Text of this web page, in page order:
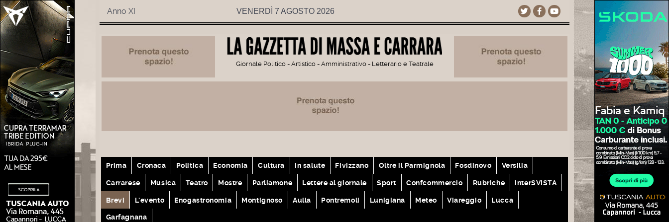
Anno XI VENERDÌ 7 AGOSTO 2026
Giornale Politico - Artistico - Amministrativo - Letterario e Teatrale
Prima Cronaca Politica Economia Cultura In salute Fivizzano Oltre il Parmignola Fosdinovo Versilia
Carrarese Musica Teatro Mostre Parliamone Lettere al giornale Sport Confcommercio Rubriche interSVISTA
Brevi L'evento Enogastronomia Montignoso Aulla Pontremoli Lunigiana Meteo Viareggio Lucca
Garfagnana